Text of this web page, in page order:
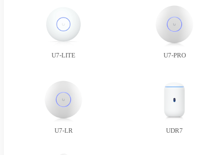
U7-LITE U7-PRO
U7-LR UDR7